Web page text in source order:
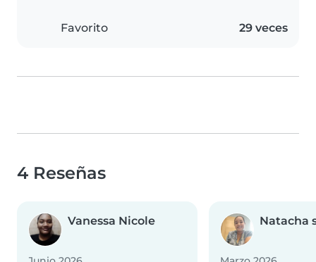
Favorito 29 veces
4 Reseñas
Vanessa Nicole Natacha